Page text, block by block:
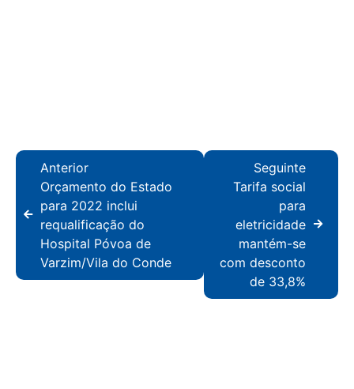
Anterior
Orçamento do Estado
para 2022 inclui
requalificação do
Hospital Póvoa de
Varzim/Vila do Conde
Seguinte
Tarifa social
para
eletricidade
mantém-se
com desconto
de 33,8%